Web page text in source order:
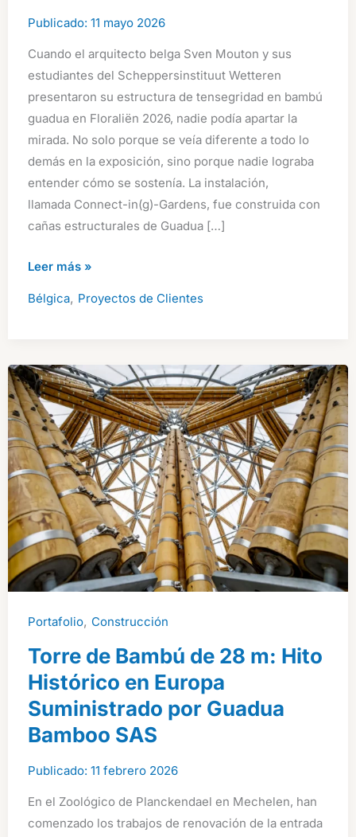
11 mayo 2026
Cuando el arquitecto belga Sven Mouton y sus
estudiantes del Scheppersinstituut Wetteren
presentaron su estructura de tensegridad en bambú
guadua en Floraliën 2026, nadie podía apartar la
mirada. No solo porque se veía diferente a todo lo
demás en la exposición, sino porque nadie lograba
entender cómo se sostenía. La instalación,
llamada Connect-in(g)-Gardens, fue construida con
cañas estructurales de Guadua […]
Estructura
Tensegridad
Guadua
Gana
Doble
Premio
en
Floraliën
2026
Leer más »
Bélgica, Proyectos de Clientes
Portafolio, Construcción
Torre de Bambú de 28 m: Hito
Histórico en Europa
Suministrado por Guadua
Bamboo SAS
11 febrero 2026
En el Zoológico de Planckendael en Mechelen, han
comenzado los trabajos de renovación de la entrada